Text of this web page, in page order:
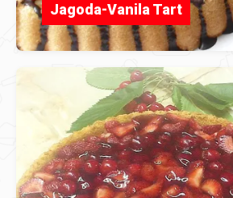
Jagoda-Vanila Tart